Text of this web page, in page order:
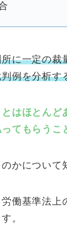
に一定の
例を分析す
はほとん
てもらうこ
かについて
働基準法上
。